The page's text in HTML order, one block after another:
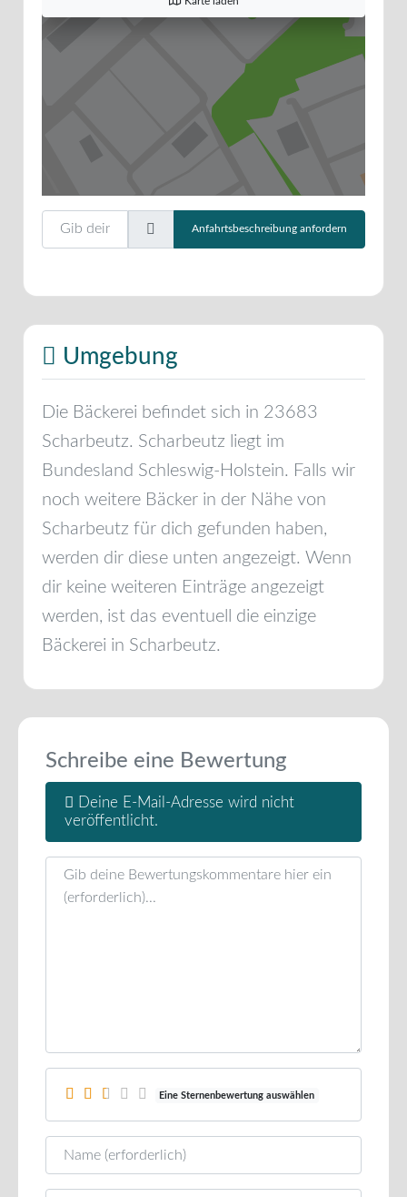
Gib deinen Standort ein.
Anfahrtsbeschreibung anfordern
Umgebung
Die Bäckerei befindet sich in 23683
Scharbeutz. Scharbeutz liegt im
Bundesland Schleswig-Holstein. Falls wir
noch weitere Bäcker in der Nähe von
Scharbeutz für dich gefunden haben,
werden dir diese unten angezeigt. Wenn
dir keine weiteren Einträge angezeigt
werden, ist das eventuell die einzige
Bäckerei in Scharbeutz.
Schreibe eine Bewertung
Deine E-Mail-Adresse wird nicht
veröffentlicht.
Rezensionstext
Eine Sternenbewertung auswählen
Name